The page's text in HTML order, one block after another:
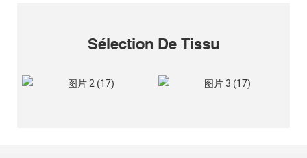
Sélection De Tissu